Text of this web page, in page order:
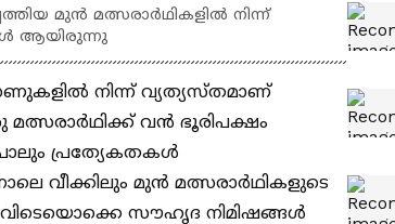
മുൻ മത്സരാർഥികളില്‍ നിന്ന്
ആയിരുന്നു
നിന്ന് വ്യത്യസ്തമാണ്
വന്‍ ഭൂരിപക്ഷം
പ്രത്യേകതകള്‍
വീക്കിലും മുന്‍ മത്സരാര്‍ഥികളുടെ
അവിടെയൊക്കെ സൗഹൃദ നിമിഷങ്ങള്‍